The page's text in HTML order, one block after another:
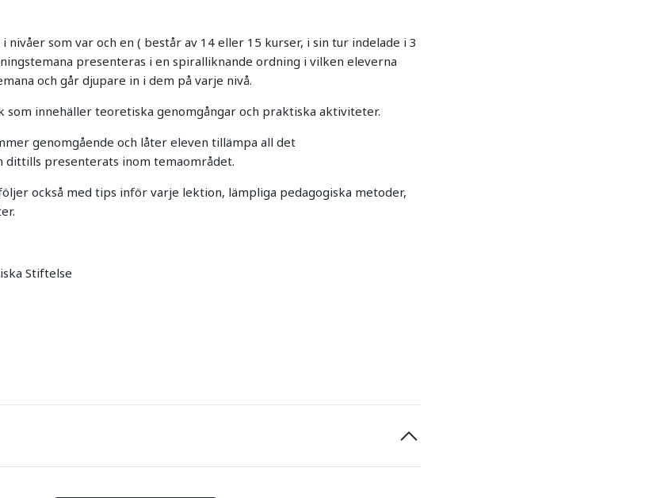
nivåer som var och en ( består av 14 eller 15 kurser, i sin tur indelade i 3
presenteras i en spiralliknande ordning i vilken eleverna
och går djupare in i dem på varje nivå.
som innehäller teoretiska genomgångar och praktiska aktiviteter.
genomgående och låter eleven tillämpa all det
dittills presenterats inom temaområdet.
också med tips inför varje lektion, lämpliga pedagogiska metoder,
Stiftelse